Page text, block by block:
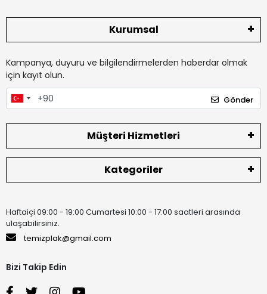
Kurumsal
Kampanya, duyuru ve bilgilendirmelerden haberdar olmak
için kayıt olun.
Gönder
Müşteri Hizmetleri
Kategoriler
Haftaiçi 09:00 - 19:00 Cumartesi 10:00 - 17:00 saatleri arasında
ulaşabilirsiniz.
temizplak@gmail.com
Bizi Takip Edin